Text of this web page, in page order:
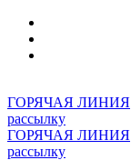
ГОРЯЧАЯ ЛИНИЯ
рассылку
ГОРЯЧАЯ ЛИНИЯ
рассылку